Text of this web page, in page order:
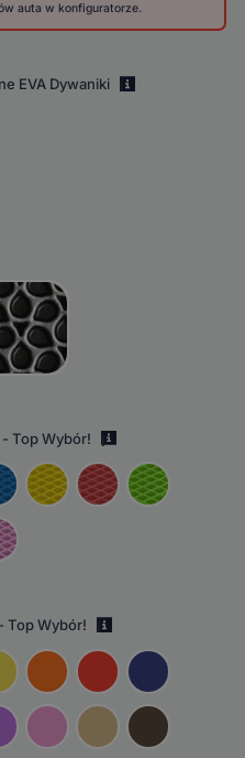
auta w konfiguratorze.
EVA Dywaniki
Top Wybór! i
Top Wybór!